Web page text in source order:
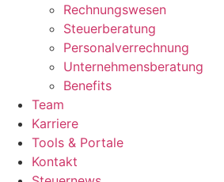
Rechnungswesen
Steuerberatung
Personalverrechnung
Unternehmensberatung
Benefits
Team
Karriere
Tools & Portale
Kontakt